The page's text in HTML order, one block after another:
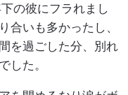
の彼にフラれまし
合いも多かったし、
を過ごした分、別れ
した。